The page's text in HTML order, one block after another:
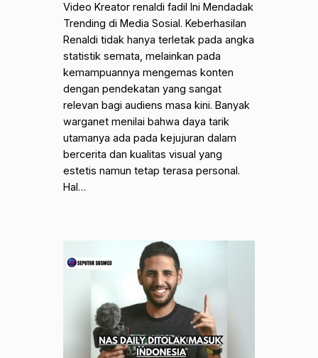
Video Kreator renaldi fadil Ini Mendadak
Trending di Media Sosial. Keberhasilan
Renaldi tidak hanya terletak pada angka
statistik semata, melainkan pada
kemampuannya mengemas konten
dengan pendekatan yang sangat
relevan bagi audiens masa kini. Banyak
warganet menilai bahwa daya tarik
utamanya ada pada kejujuran dalam
bercerita dan kualitas visual yang
estetis namun tetap terasa personal.
Hal…